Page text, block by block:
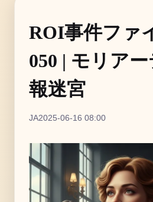
ROI事件ファ
050 | モリア
報迷宮
JA2025-06-16 08:00